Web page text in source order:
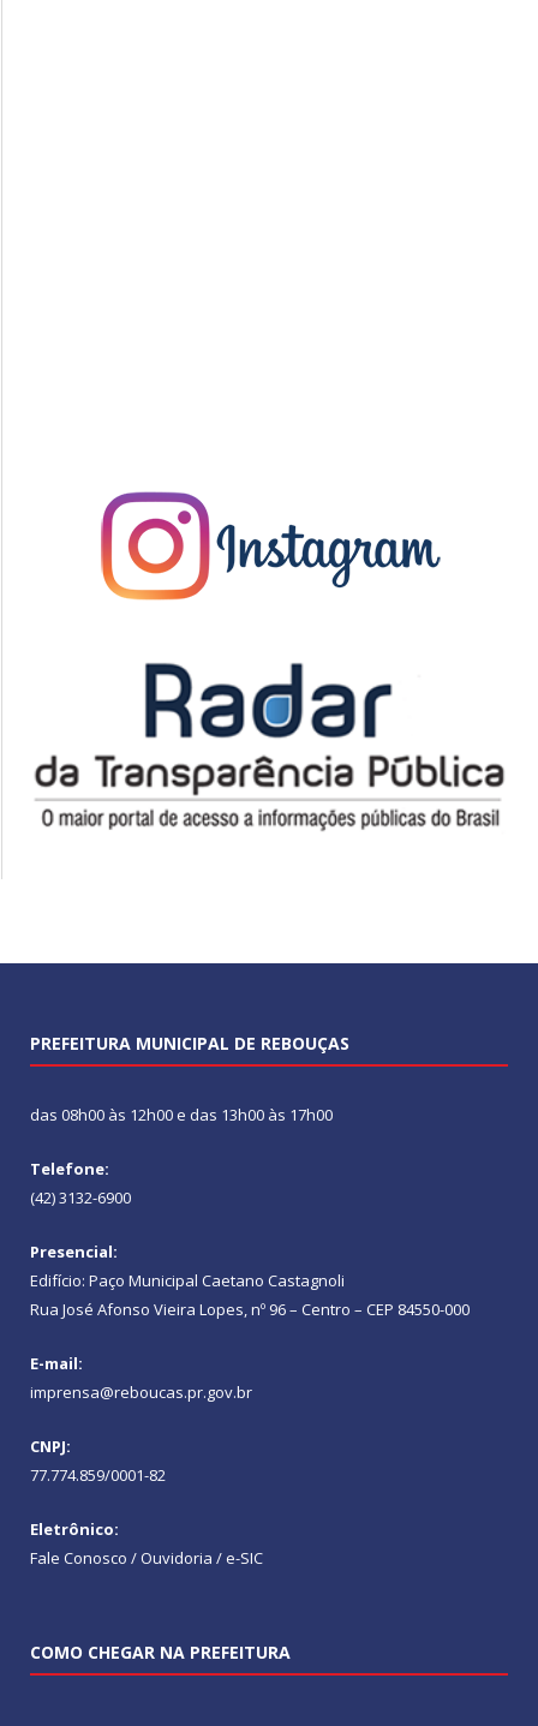
PREFEITURA MUNICIPAL DE REBOUÇAS
das 08h00 às 12h00 e das 13h00 às 17h00
Telefone:
(42) 3132-6900
Presencial:
Edifício: Paço Municipal Caetano Castagnoli
Rua José Afonso Vieira Lopes, nº 96 – Centro – CEP 84550-000
E-mail:
imprensa@reboucas.pr.gov.br
CNPJ:
77.774.859/0001-82
Eletrônico:
Fale Conosco / Ouvidoria / e-SIC
COMO CHEGAR NA PREFEITURA